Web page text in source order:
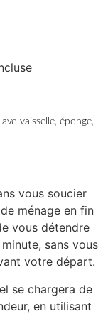
vaisselle, éponge,
vous soucier
ménage en fin
vous détendre
sans vous
votre départ.
se chargera de
en utilisant